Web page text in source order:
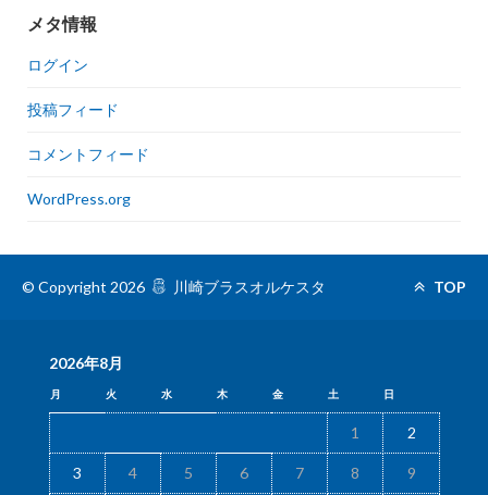
メタ情報
ログイン
投稿フィード
コメントフィード
WordPress.org
© Copyright 2026 川崎ブラスオルケスタ TOP
2026年8月
月 火 水 木 金 土 日
1 2
3 4 5 6 7 8 9